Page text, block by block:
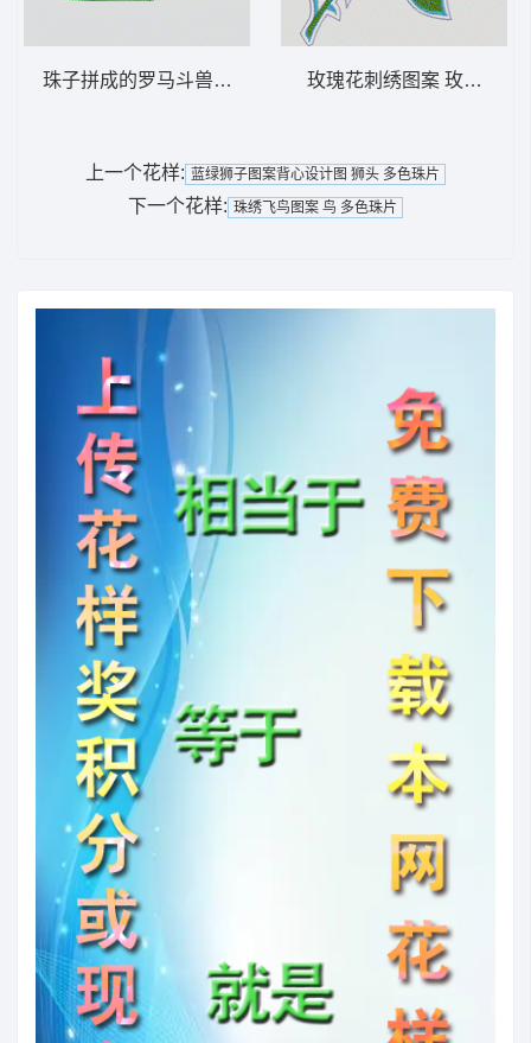
珠子拼成的罗马斗兽场 风景 多色珠片 建筑玫瑰花刺绣图案 玫瑰花 多
上一个花样: 蓝绿狮子图案背心设计图 狮头 多色珠片
下一个花样: 珠绣飞鸟图案 鸟 多色珠片